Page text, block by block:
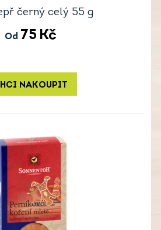
černý celý 55 g
Od 75 Kč
NAKOUPIT